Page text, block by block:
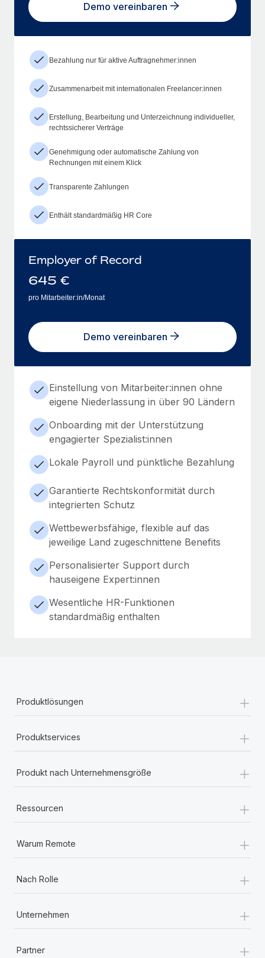
Demo vereinbaren
Bezahlung nur für aktive Auftragnehmer:innen
Zusammenarbeit mit internationalen Freelancer:innen
Erstellung, Bearbeitung und Unterzeichnung individueller,
rechtssicherer Verträge
Genehmigung oder automatische Zahlung von
Rechnungen mit einem Klick
Transparente Zahlungen
Enthält standardmäßig HR Core
Employer of Record
645 €
pro Mitarbeiter:in/Monat
Demo vereinbaren
Einstellung von Mitarbeiter:innen ohne
eigene Niederlassung in über 90 Ländern
Onboarding mit der Unterstützung
engagierter Spezialist:innen
Lokale Payroll und pünktliche Bezahlung
Garantierte Rechtskonformität durch
integrierten Schutz
Wettbewerbsfähige, flexible auf das
jeweilige Land zugeschnittene Benefits
Personalisierter Support durch
hauseigene Expert:innen
Wesentliche HR-Funktionen
standardmäßig enthalten
Produktlösungen +
Produktservices +
Produkt nach Unternehmensgröße +
Ressourcen +
Warum Remote +
Nach Rolle +
Unternehmen +
Partner +